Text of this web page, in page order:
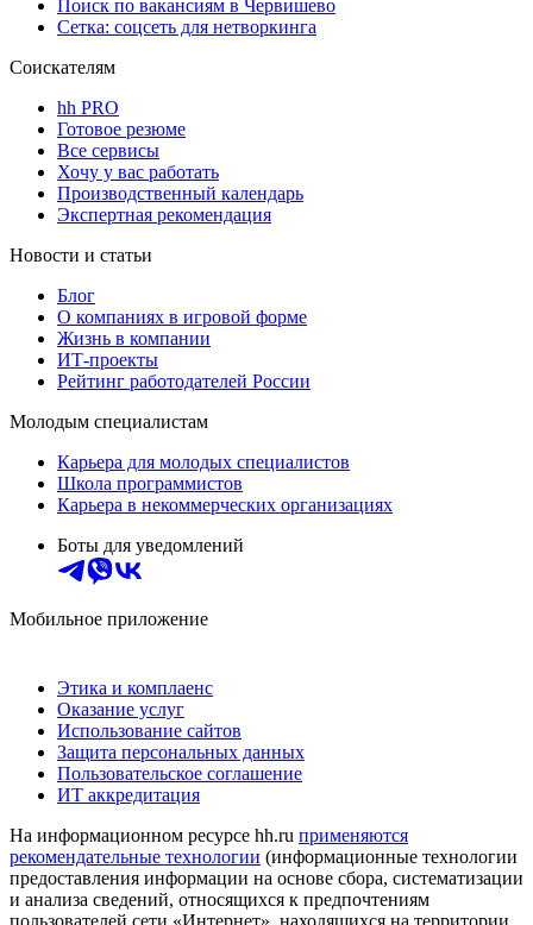
Поиск по вакансиям в Червишево
Сетка: соцсеть для нетворкинга
Соискателям
hh PRO
Готовое резюме
Все сервисы
Хочу у вас работать
Производственный календарь
Экспертная рекомендация
Новости и статьи
Блог
О компаниях в игровой форме
Жизнь в компании
ИТ-проекты
Рейтинг работодателей России
Молодым специалистам
Карьера для молодых специалистов
Школа программистов
Карьера в некоммерческих организациях
Боты для уведомлений
Мобильное приложение
Этика и комплаенс
Оказание услуг
Использование сайтов
Защита персональных данных
Пользовательское соглашение
ИТ аккредитация
На информационном ресурсе hh.ru применяются
рекомендательные технологии (информационные технологии
предоставления информации на основе сбора, систематизации
и анализа сведений, относящихся к предпочтениям
пользователей сети «Интернет», находящихся на территории